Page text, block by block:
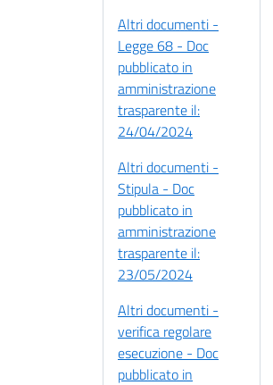
Altri documenti -
Legge 68 - Doc
pubblicato in
amministrazione
trasparente il:
24/04/2024
Altri documenti -
Stipula - Doc
pubblicato in
amministrazione
trasparente il:
23/05/2024
Altri documenti -
verifica regolare
esecuzione - Doc
pubblicato in